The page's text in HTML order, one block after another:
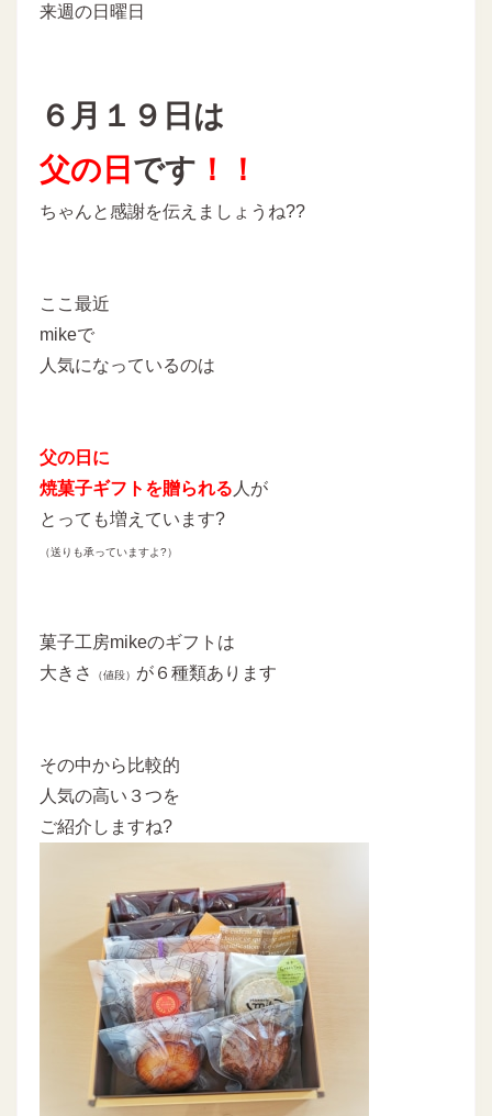
来週の日曜日
６月１９日は
父の日 です ！！
ちゃんと感謝を伝えましょうね??
ここ最近
mikeで
人気になっているのは
父の日に
焼菓子ギフトを贈られる 人が
とっても増えています?
（送りも承っていますよ?）
菓子工房mikeのギフトは
大きさ
（値段） が６種類あります
その中から比較的
人気の高い３つを
ご紹介しますね?